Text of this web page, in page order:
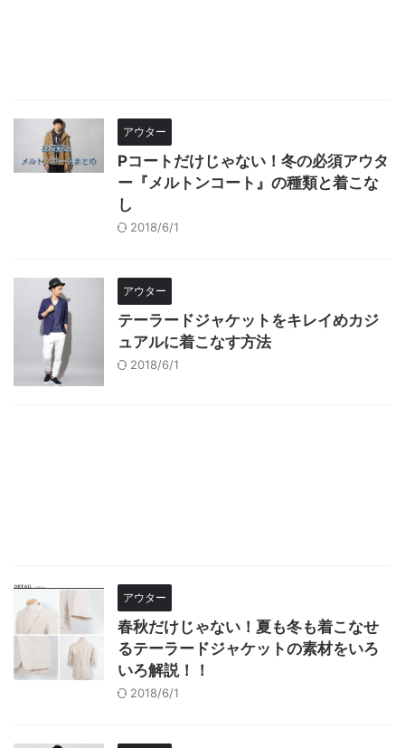
アウター
Pコートだけじゃない！冬の必須アウタ
ー『メルトンコート』の種類と着こな
し
2018/6/1
アウター
テーラードジャケットをキレイめカジ
ュアルに着こなす方法
2018/6/1
アウター
春秋だけじゃない！夏も冬も着こなせ
るテーラードジャケットの素材をいろ
いろ解説！！
2018/6/1